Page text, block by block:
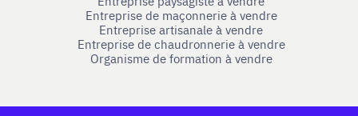
Entreprise de maçonnerie à vendre
Entreprise artisanale à vendre
Entreprise de chaudronnerie à vendre
Organisme de formation à vendre